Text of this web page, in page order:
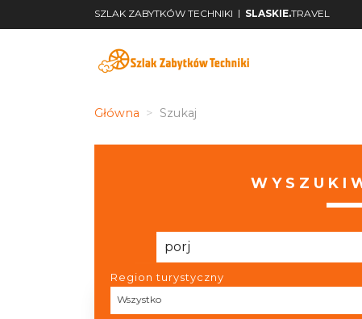
SZLAK ZABYTKÓW TECHNIKI | SLASKIE.TRAVEL
Główna Szukaj
Region turystyczny
Wszystko
Region
turystyczny